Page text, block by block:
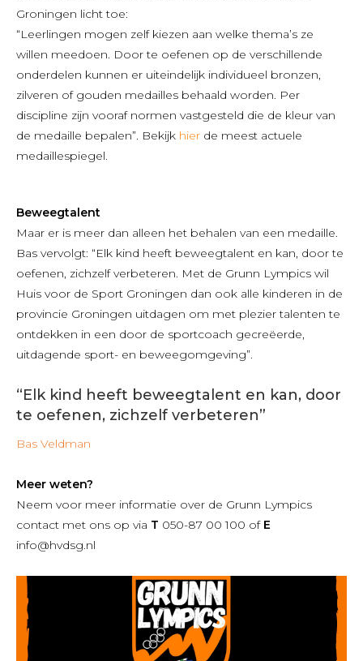
Groningen licht toe:
“Leerlingen mogen zelf kiezen aan welke thema’s ze
willen meedoen. Door te oefenen op de verschillende
onderdelen kunnen er uiteindelijk individueel bronzen,
zilveren of gouden medailles behaald worden. Per
discipline zijn vooraf normen vastgesteld die de kleur van
de medaille bepalen”. Bekijk hier de meest actuele
medaillespiegel.
Beweegtalent
Maar er is meer dan alleen het behalen van een medaille.
Bas vervolgt: “Elk kind heeft beweegtalent en kan, door te
oefenen, zichzelf verbeteren. Met de Grunn Lympics wil
Huis voor de Sport Groningen dan ook alle kinderen in de
provincie Groningen uitdagen om met plezier talenten te
ontdekken in een door de sportcoach gecreëerde,
uitdagende sport- en beweegomgeving”.
“Elk kind heeft beweegtalent en kan, door
te oefenen, zichzelf verbeteren”
Bas Veldman
Meer weten?
Neem voor meer informatie over de Grunn Lympics
contact met ons op via T 050-87 00 100 of E
info@hvdsg.nl